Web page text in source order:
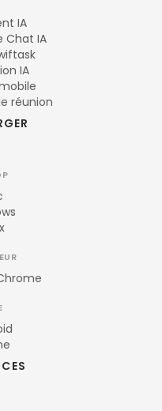
IA
Chat IA
IA
réunion